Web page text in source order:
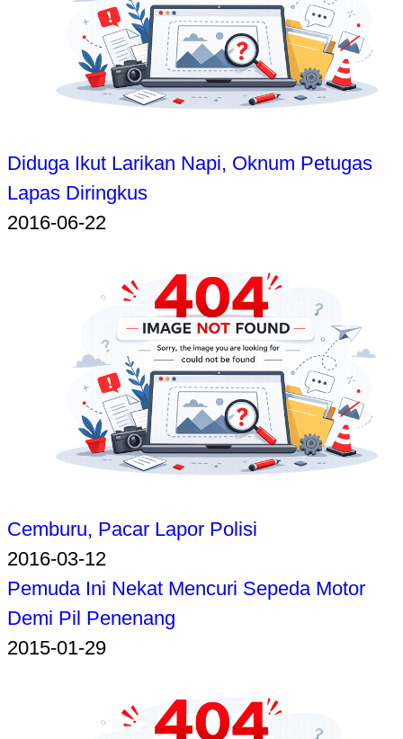
Diduga Ikut Larikan Napi, Oknum Petugas
Lapas Diringkus
2016-06-22
Cemburu, Pacar Lapor Polisi
2016-03-12
Pemuda Ini Nekat Mencuri Sepeda Motor
Demi Pil Penenang
2015-01-29